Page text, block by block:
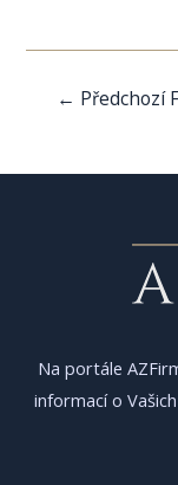
Navigace
← Předchozí
Na portále
informací o